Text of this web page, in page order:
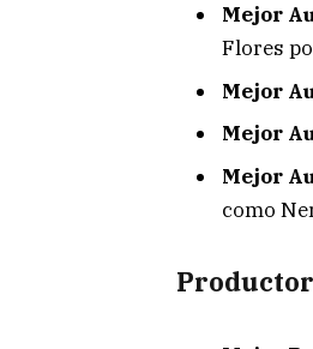
Mejor
Flores
Mejor
Mejor
Mejor
como